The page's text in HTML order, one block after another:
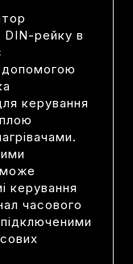
рейку в
керування
керування
часового